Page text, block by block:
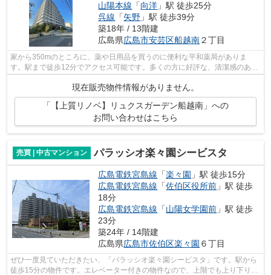
山陽本線 「向洋 」駅 徒歩25分
呉線 「矢野 」駅 徒歩39分
築18年 / 13階建
広島県広島市安芸区船越南２丁目
家から350mのところに、薬や日用品を買うのに便利な平和薬局がありま
す。駅まで徒歩12分でアクセス可能です。多くの方に好評な、清潔感のある
現在販売物件情報がありません。
「【上質リノベ】リュクスガーデン船越南」への
お問い合わせはこちら
売買 | 中古マンション パラッシオ楽々園シービスタ
広島電鉄宮島線 「楽々園 」駅 徒歩15分
広島電鉄宮島線 「佐伯区役所前 」駅 徒歩
18分
広島電鉄宮島線 「山陽女学園前 」駅 徒歩
23分
築24年 / 14階建
広島県広島市佐伯区楽々園 ６丁目
ぜひ一度見ていただきたい、「パラッシオ楽々園シービスタ」です。駅から
徒歩15分の物件です。エレベーター付きの物件なので、上階でも上り下りが